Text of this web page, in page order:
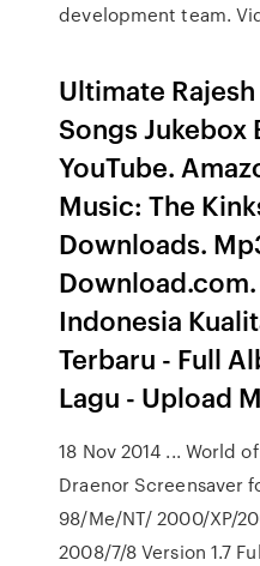
development team.
Ultimate
Songs Jukebox
YouTube.
Music: The
Downloads.
Indonesia
Terbaru - Full
Lagu - Upload
18 Nov 2014 ... World
Draenor Screensaver
98/Me/NT/ 2000/XP/
2008/7/8 Version 1.7